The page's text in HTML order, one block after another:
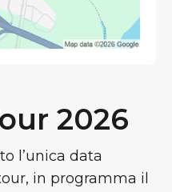
2026
l’unica data
in programma il